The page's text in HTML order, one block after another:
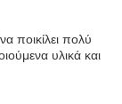
ποικίλει πολύ
υλικά και